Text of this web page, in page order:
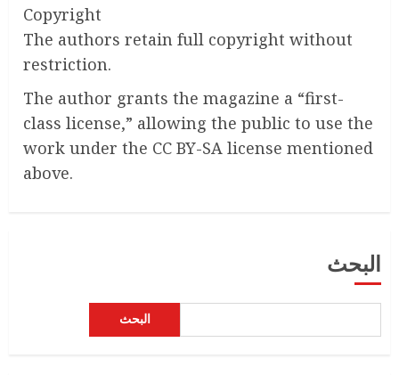
Copyright
The authors retain full copyright without
restriction.
The author grants the magazine a “first-
class license,” allowing the public to use the
work under the CC BY-SA license mentioned
above.
البحث
البحث